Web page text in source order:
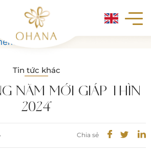
software
Tin tức khác
NĂM MỚI GIÁP THÌN
2024
Chia sẻ